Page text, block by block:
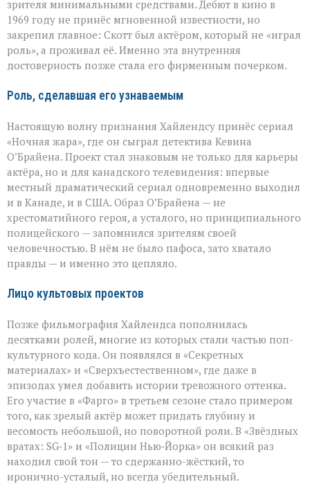
зрителя минимальными средствами. Дебют в кино в
1969 году не принёс мгновенной известности, но
закрепил главное: Скотт был актёром, который не «играл
роль», а проживал её. Именно эта внутренняя
достоверность позже стала его фирменным почерком.
Роль, сделавшая его узнаваемым
Настоящую волну признания Хайлендсу принёс сериал
«Ночная жара», где он сыграл детектива Кевина
О’Брайена. Проект стал знаковым не только для карьеры
актёра, но и для канадского телевидения: впервые
местный драматический сериал одновременно выходил
и в Канаде, и в США. Образ О’Брайена — не
хрестоматийного героя, а усталого, но принципиального
полицейского — запомнился зрителям своей
человечностью. В нём не было пафоса, зато хватало
правды — и именно это цепляло.
Лицо культовых проектов
Позже фильмография Хайлендса пополнилась
десятками ролей, многие из которых стали частью поп-
культурного кода. Он появлялся в «Секретных
материалах» и «Сверхъестественном», где даже в
эпизодах умел добавить истории тревожного оттенка.
Его участие в «Фарго» в третьем сезоне стало примером
того, как зрелый актёр может придать глубину и
весомость небольшой, но поворотной роли. В «Звёздных
вратах: SG‑1» и «Полиции Нью‑Йорка» он всякий раз
находил свой тон — то сдержанно-жёсткий, то
иронично-усталый, но всегда убедительный.